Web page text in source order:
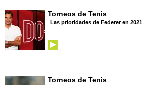
Torneos de Tenis
Las prioridades de Federer en 2021
Torneos de Tenis